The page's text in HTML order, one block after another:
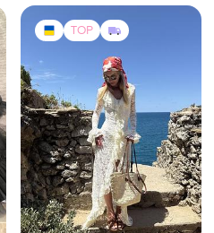
TOP